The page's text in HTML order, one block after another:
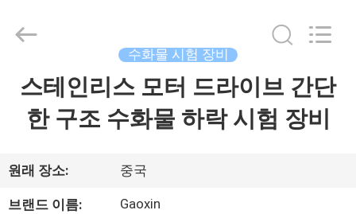
집
품
Ltd.，.
Developed
수화물 시험 장비
스테인리스 모터 드라이브 간단
한 구조 수화물 하락 시험 장비
원래 장소: 중국
브랜드 이름: Gaoxin